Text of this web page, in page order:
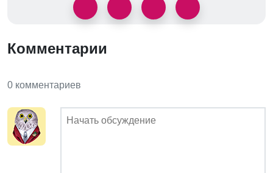
Комментарии
0 комментариев